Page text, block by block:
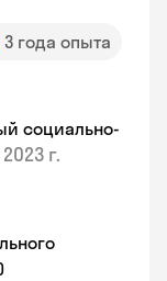
3 года опыта
социально-
2023 г.